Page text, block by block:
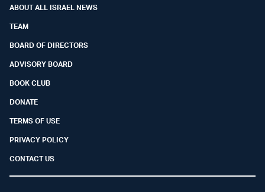
ABOUT ALL ISRAEL NEWS
TEAM
BOARD OF DIRECTORS
ADVISORY BOARD
BOOK CLUB
DONATE
TERMS OF USE
PRIVACY POLICY
CONTACT US